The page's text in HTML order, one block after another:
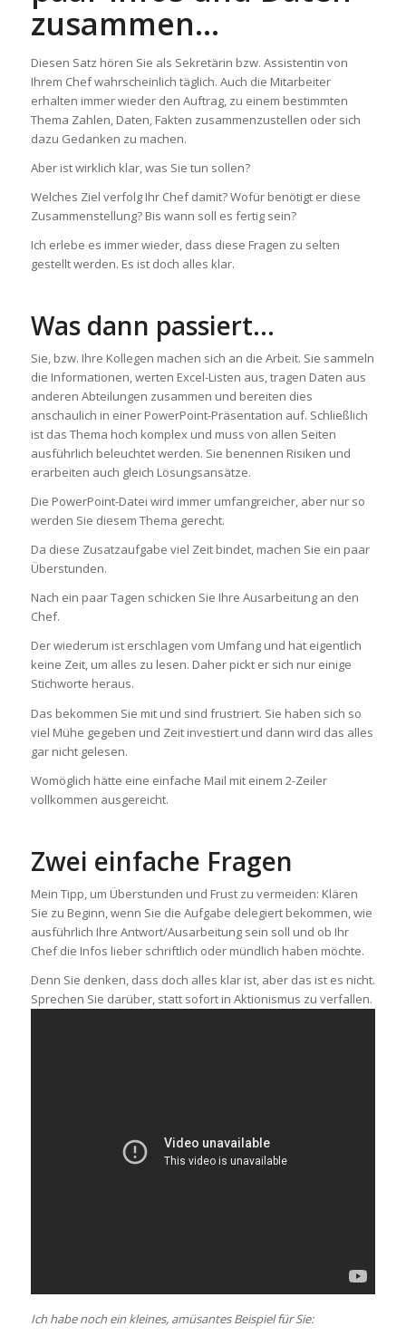
zusammen…
Diesen Satz hören Sie als Sekretärin bzw. Assistentin von
Ihrem Chef wahrscheinlich täglich. Auch die Mitarbeiter
erhalten immer wieder den Auftrag, zu einem bestimmten
Thema Zahlen, Daten, Fakten zusammenzustellen oder sich
dazu Gedanken zu machen.
Aber ist wirklich klar, was Sie tun sollen?
Welches Ziel verfolg Ihr Chef damit? Wofür benötigt er diese
Zusammenstellung? Bis wann soll es fertig sein?
Ich erlebe es immer wieder, dass diese Fragen zu selten
gestellt werden. Es ist doch alles klar.
Was dann passiert…
Sie, bzw. Ihre Kollegen machen sich an die Arbeit. Sie sammeln
die Informationen, werten Excel-Listen aus, tragen Daten aus
anderen Abteilungen zusammen und bereiten dies
anschaulich in einer PowerPoint-Präsentation auf. Schließlich
ist das Thema hoch komplex und muss von allen Seiten
ausführlich beleuchtet werden. Sie benennen Risiken und
erarbeiten auch gleich Lösungsansätze.
Die PowerPoint-Datei wird immer umfangreicher, aber nur so
werden Sie diesem Thema gerecht.
Da diese Zusatzaufgabe viel Zeit bindet, machen Sie ein paar
Überstunden.
Nach ein paar Tagen schicken Sie Ihre Ausarbeitung an den
Chef.
Der wiederum ist erschlagen vom Umfang und hat eigentlich
keine Zeit, um alles zu lesen. Daher pickt er sich nur einige
Stichworte heraus.
Das bekommen Sie mit und sind frustriert. Sie haben sich so
viel Mühe gegeben und Zeit investiert und dann wird das alles
gar nicht gelesen.
Womöglich hätte eine einfache Mail mit einem 2-Zeiler
vollkommen ausgereicht.
Zwei einfache Fragen
Mein Tipp, um Überstunden und Frust zu vermeiden: Klären
Sie zu Beginn, wenn Sie die Aufgabe delegiert bekommen, wie
ausführlich Ihre Antwort/Ausarbeitung sein soll und ob Ihr
Chef die Infos lieber schriftlich oder mündlich haben möchte.
Denn Sie denken, dass doch alles klar ist, aber das ist es nicht.
Sprechen Sie darüber, statt sofort in Aktionismus zu verfallen.
Ich habe noch ein kleines, amüsantes Beispiel für Sie: